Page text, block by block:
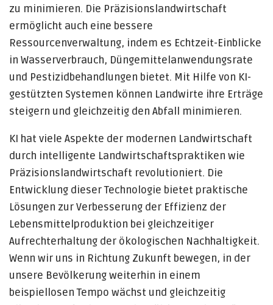
zu minimieren. Die Präzisionslandwirtschaft
ermöglicht auch eine bessere
Ressourcenverwaltung, indem es Echtzeit-Einblicke
in Wasserverbrauch, Düngemittelanwendungsrate
und Pestizidbehandlungen bietet. Mit Hilfe von KI-
gestützten Systemen können Landwirte ihre Erträge
steigern und gleichzeitig den Abfall minimieren.
KI hat viele Aspekte der modernen Landwirtschaft
durch intelligente Landwirtschaftspraktiken wie
Präzisionslandwirtschaft revolutioniert. Die
Entwicklung dieser Technologie bietet praktische
Lösungen zur Verbesserung der Effizienz der
Lebensmittelproduktion bei gleichzeitiger
Aufrechterhaltung der ökologischen Nachhaltigkeit.
Wenn wir uns in Richtung Zukunft bewegen, in der
unsere Bevölkerung weiterhin in einem
beispiellosen Tempo wächst und gleichzeitig